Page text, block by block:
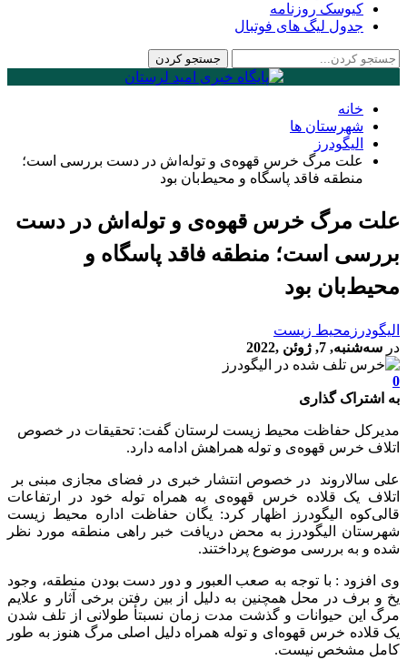
کیوسک روزنامه
جدول لیگ های فوتبال
خانه
شهرستان ها
الیگودرز
علت مرگ خرس قهوه‌ی و توله‌اش در دست بررسی است؛
منطقه فاقد پاسگاه و محیط‌بان بود
علت مرگ خرس قهوه‌ی و توله‌اش در دست
بررسی است؛ منطقه فاقد پاسگاه و
محیط‌بان بود
الیگودرز محیط زیست
در سه‌شنبه, 7, ژوئن ,2022
0
به اشتراک گذاری
مدیرکل حفاظت محیط زیست لرستان گفت: تحقیقات در خصوص
اتلاف خرس قهوه‌ی و توله همراهش ادامه دارد.
علی سالاروند در خصوص انتشار خبری در فضای مجازی مبنی بر
اتلاف یک قلاده خرس قهوه‌ی به همراه توله خود در ارتفاعات
قالی‌کوه الیگودرز اظهار کرد: یگان حفاظت اداره محیط زیست
شهرستان الیگودرز به محض دریافت خبر راهی منطقه مورد نظر
شده و به بررسی موضوع پرداختند.
وی افزود : با توجه به‌ صعب العبور و دور دست بودن منطقه، وجود
یخ و برف در محل همچنین به دلیل از بین رفتن برخی آثار و علایم
مرگ این حیوانات و گذشت مدت زمان نسبتأ طولانی از تلف شدن
یک قلاده خرس قهوه‌ای و توله همراه دلیل اصلی مرگ هنوز به طور
کامل مشخص نیست.